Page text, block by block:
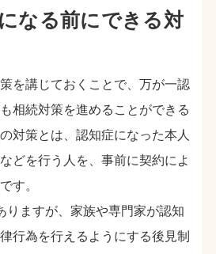
になる前にできる対
を講じておくことで、万が一認
相続対策を進めることができる
対策とは、認知症になった本人
どを行う人を、事前に契約によ
す。
りますが、家族や専門家が認知
行為を行えるようにする後見制